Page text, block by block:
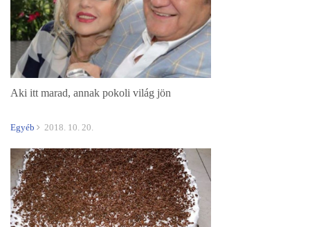
Aki itt marad, annak pokoli világ jön
Egyéb 2018. 10. 20.